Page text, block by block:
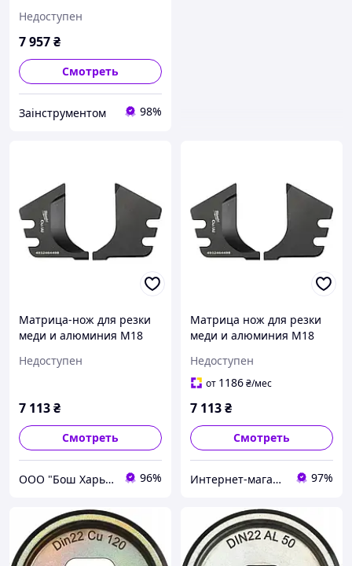
Недоступен
7 957₴
Смотреть
Заінструментом 98%
Матрица-нож для резки
меди и алюминия M18
(4932464498)
Недоступен
7 113₴
Смотреть
ООО "Бош Харьков" 96%
Матрица нож для резки
меди и алюминия M18
Недоступен
от 1186₴/мес
7 113₴
Смотреть
Интернет-магазин КУБОМЕТР 97%